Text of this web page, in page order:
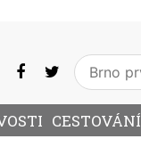
CESTOVÁNÍ